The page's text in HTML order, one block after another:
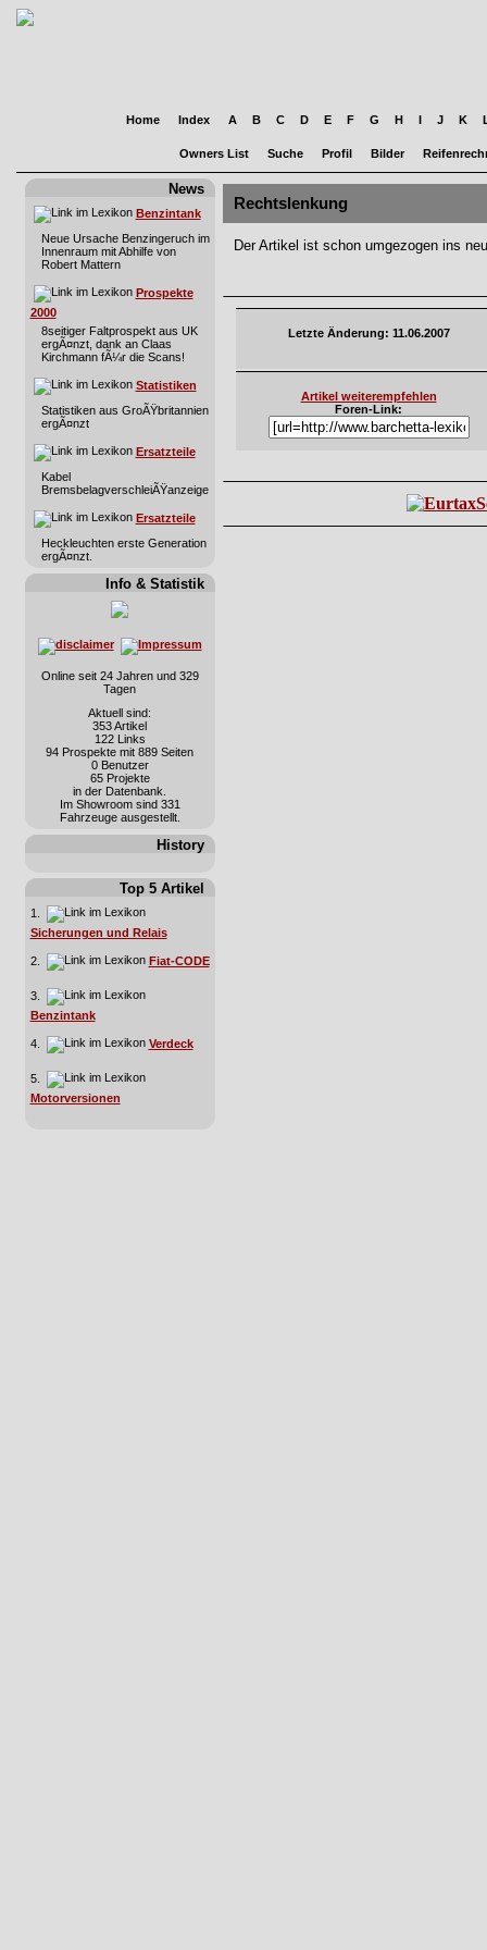
Home Index A B C D E F G H I J K
Owners List Suche Profil Bilder
News
Benzintank
Neue Ursache Benzingeruch im
Innenraum mit Abhilfe von
Robert Mattern
Prospekte
2000
8seitiger Faltprospekt aus UK
ergÃ¤nzt, dank an Claas
Kirchmann fÃ¼r die Scans!
Statistiken
Statistiken aus GroÃŸbritannien
ergÃ¤nzt
Ersatzteile
Kabel
BremsbelagverschleiÃŸanzeige
Ersatzteile
Heckleuchten erste Generation
ergÃ¤nzt.
Info & Statistik
Online seit 24 Jahren und 329
Tagen
Aktuell sind:
353 Artikel
122 Links
94 Prospekte mit 889 Seiten
0 Benutzer
65 Projekte
in der Datenbank.
Im Showroom sind 331
Fahrzeuge ausgestellt.
History
Top 5 Artikel
1.
Sicherungen und Relais
2. Fiat-CODE
3.
Benzintank
4. Verdeck
5.
Motorversionen
Rechtslenkung
Der Artikel ist schon umgezogen ins
Letzte Änderung: 11.06.2007
Artikel weiterempfehlen
Foren-Link: